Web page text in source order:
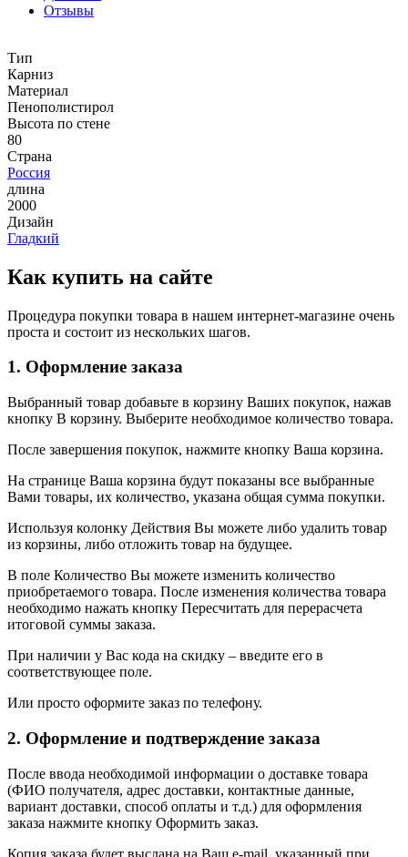
Отзывы
Тип
Карниз
Материал
Пенополистирол
Высота по стене
80
Страна
Россия
длина
2000
Дизайн
Гладкий
Как купить на сайте
Процедура покупки товара в нашем интернет-магазине очень
проста и состоит из нескольких шагов.
1. Оформление заказа
Выбранный товар добавьте в корзину Ваших покупок, нажав
кнопку В корзину. Выберите необходимое количество товара.
После завершения покупок, нажмите кнопку Ваша корзина.
На странице Ваша корзина будут показаны все выбранные
Вами товары, их количество, указана общая сумма покупки.
Используя колонку Действия Вы можете либо удалить товар
из корзины, либо отложить товар на будущее.
В поле Количество Вы можете изменить количество
приобретаемого товара. После изменения количества товара
необходимо нажать кнопку Пересчитать для перерасчета
итоговой суммы заказа.
При наличии у Вас кода на скидку – введите его в
соответствующее поле.
Или просто оформите заказ по телефону.
2. Оформление и подтверждение заказа
После ввода необходимой информации о доставке товара
(ФИО получателя, адрес доставки, контактные данные,
вариант доставки, способ оплаты и т.д.) для оформления
заказа нажмите кнопку Оформить заказ.
Копия заказа будет выслана на Ваш e-mail, указанный при